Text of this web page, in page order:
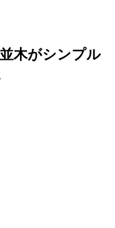
木がシンプル